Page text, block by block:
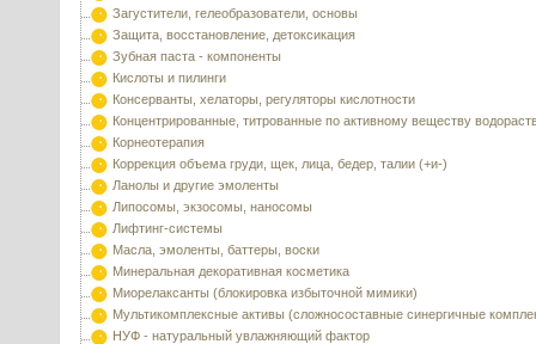
Загустители, гелеобразователи, основы
Защита, восстановление, детоксикация
Зубная паста - компоненты
Кислоты и пилинги
Консерванты, хелаторы, регуляторы кислотности
Концентрированные, титрованные по активному веществу
Корнеотерапия
Коррекция объема груди, щек, лица, бедер, талии (+и-)
Ланолы и другие эмоленты
Липосомы, экзосомы, наносомы
Лифтинг-системы
Масла, эмоленты, баттеры, воски
Минеральная декоративная косметика
Миорелаксанты (блокировка избыточной мимики)
Мультикомплексные активы (сложносоставные синергичные
НУФ - натуральный увлажняющий фактор